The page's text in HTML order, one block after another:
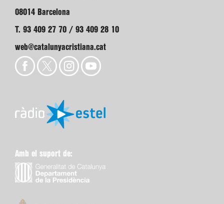
08014 Barcelona
T. 93 409 27 70 / 93 409 28 10
web@catalunyacristiana.cat
Amb el suport de: